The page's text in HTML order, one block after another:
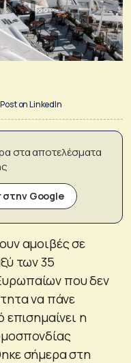
Post on LinkedIn
στα αποτελέσματα
Google
αμοιβές σε
των 35
που δεν
να πάνε
επισημαίνει η
σήμερα στη